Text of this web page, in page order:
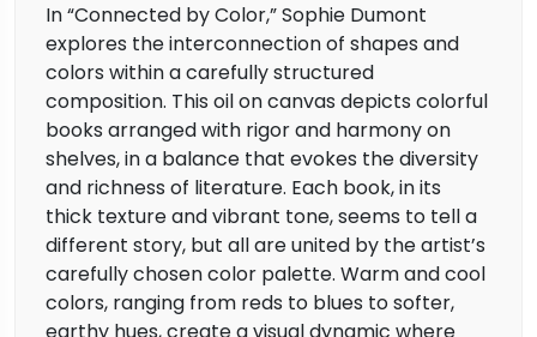
In “Connected by Color,” Sophie Dumont
explores the interconnection of shapes and
colors within a carefully structured
composition. This oil on canvas depicts colorful
books arranged with rigor and harmony on
shelves, in a balance that evokes the diversity
and richness of literature. Each book, in its
thick texture and vibrant tone, seems to tell a
different story, but all are united by the artist’s
carefully chosen color palette. Warm and cool
colors, ranging from reds to blues to softer,